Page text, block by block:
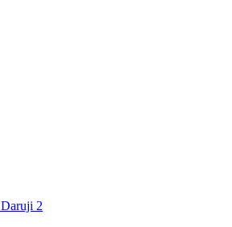
Daruji 2